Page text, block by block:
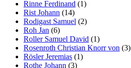
Rinne Ferdinand (1)
Rist Johann (14)
Rodigast Samuel (2)
Roh Jan (6)
Roller Samuel David (1)
Rosenroth Christian Knorr von (3)
Rösler Jeremias (1)
Rothe Johann (3)